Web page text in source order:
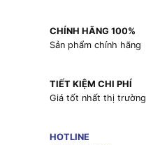
CHÍNH HÃNG 100%
Sản phẩm chính hãng
TIẾT KIỆM CHI PHÍ
Giá tốt nhất thị trường
HOTLINE